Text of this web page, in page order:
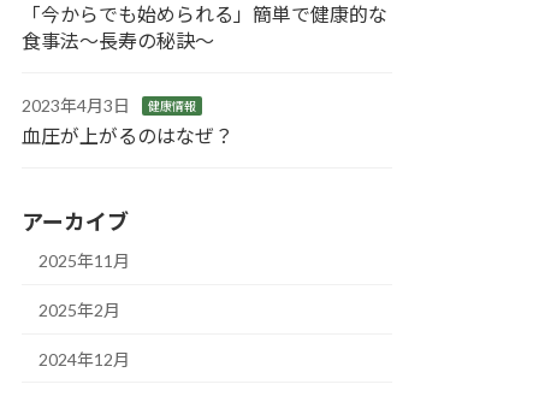
「今からでも始められる」簡単で健康的な
食事法〜長寿の秘訣〜
2023年4月3日 健康情報
血圧が上がるのはなぜ？
アーカイブ
2025年11月
2025年2月
2024年12月